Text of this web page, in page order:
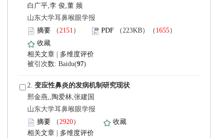
白广平,李 俊,董 频
山东大学耳鼻喉眼学报
）
）
)
2.
邢金燕,,陶爱林,张建国
山东大学耳鼻喉眼学报
）